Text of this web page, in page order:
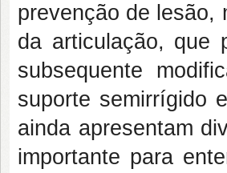
prevenção de lesão,
da articulação, que
subsequente
suporte semirrígido
ainda apresentam
importante para